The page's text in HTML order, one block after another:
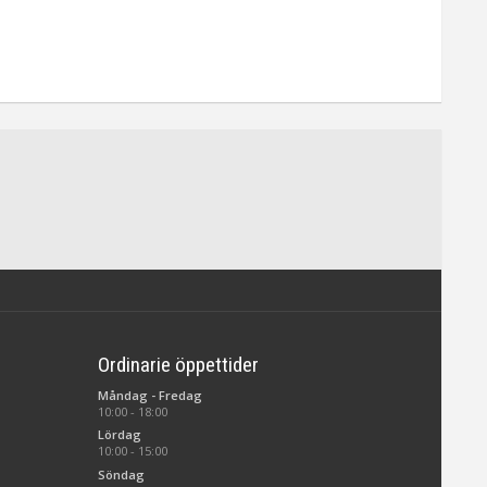
Ordinarie öppettider
Måndag - Fredag
10:00 - 18:00
Lördag
10:00 - 15:00
Söndag